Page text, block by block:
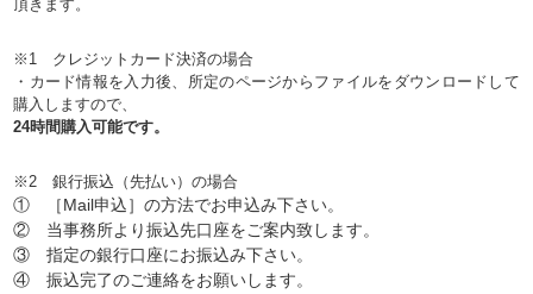
頂きます。
※1 クレジットカード決済の場合
・カード情報を入力後、所定のページからファイルをダウンロードして
購入しますので、
24時間購入可能です。
※2 銀行振込（先払い）の場合
① ［Mail申込］の方法でお申込み下さい。
② 当事務所より振込先口座をご案内致します。
③ 指定の銀行口座にお振込み下さい。
④ 振込完了のご連絡をお願いします。